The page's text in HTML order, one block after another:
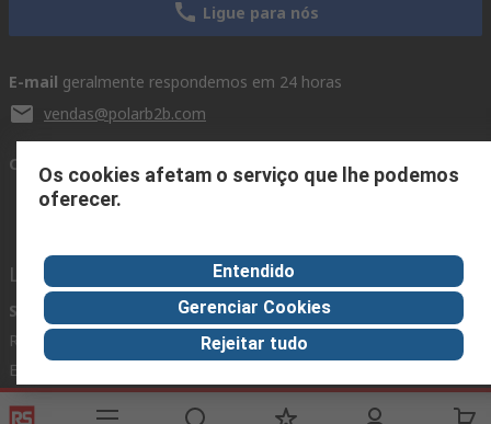
Ligue para nós
E-mail geralmente respondemos em 24 horas
vendas@polarb2b.com
Conecte-se conosco
Links úteis
Serviços
Registro
Entrega
Sobre a RS
Sobre a RS
Indústria
Os cookies afetam o serviço que lhe podemos
oferecer.
Entendido
Gerenciar Cookies
Rejeitar tudo